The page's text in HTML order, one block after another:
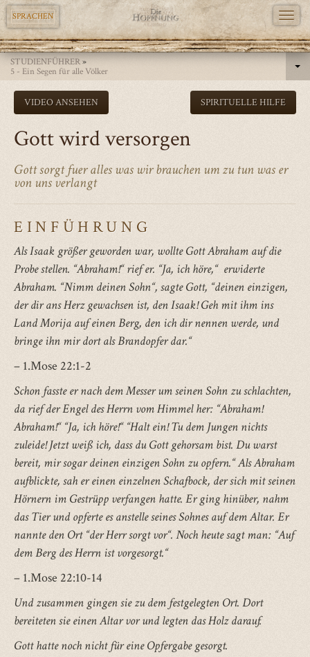
Direkt
zum
Inhalt
SPRACHEN
STUDIENFÜHRER»
5 - Ein Segen für alle Völker
VIDEO ANSEHEN SPIRITUELLE HILFE
Gott wird versorgen
Gott sorgt fuer alles was wir brauchen um zu tun was er
von uns verlangt
EINFÜHRUNG
Als Isaak größer geworden war, wollte Gott Abraham auf die
Probe stellen. “Abraham!“ rief er. “Ja, ich höre,“ erwiderte
Abraham. “Nimm deinen Sohn“, sagte Gott, “deinen einzigen,
der dir ans Herz gewachsen ist, den Isaak! Geh mit ihm ins
Land Morija auf einen Berg, den ich dir nennen werde, und
bringe ihn mir dort als Brandopfer dar.“
– 1.Mose 22:1-2
Schon fasste er nach dem Messer um seinen Sohn zu schlachten,
da rief der Engel des Herrn vom Himmel her: “Abraham!
Abraham!“ “Ja, ich höre!“ “Halt ein! Tu dem Jungen nichts
zuleide! Jetzt weiß ich, dass du Gott gehorsam bist. Du warst
bereit, mir sogar deinen einzigen Sohn zu opfern.“ Als Abraham
aufblickte, sah er einen einzelnen Schafbock, der sich mit seinen
Hörnern im Gestrüpp verfangen hatte. Er ging hinüber, nahm
das Tier und opferte es anstelle seines Sohnes auf dem Altar. Er
nannte den Ort “der Herr sorgt vor“. Noch heute sagt man: “Auf
dem Berg des Herrn ist vorgesorgt.“
– 1.Mose 22:10-14
Und zusammen gingen sie zu dem festgelegten Ort. Dort
bereiteten sie einen Altar vor und legten das Holz darauf.
Gott hatte noch nicht für eine Opfergabe gesorgt.